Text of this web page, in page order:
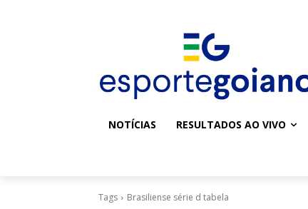
NOTÍCIAS RESULTADOS AO VIVO
Tags Brasiliense série d tabela